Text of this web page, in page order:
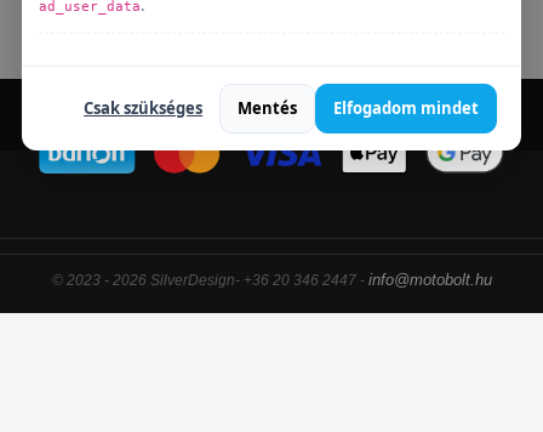
ad_user_data.
Csak szükséges Mentés Elfogadom mindet
© 2023 - 2026 SilverDesign- +36 20 346 2447 - info@motobolt.hu